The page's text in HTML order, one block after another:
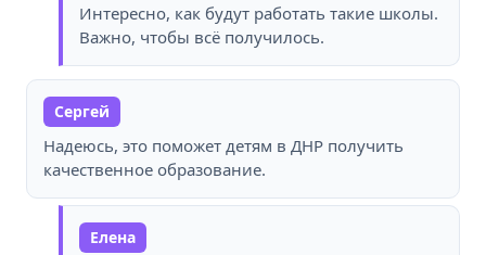
Интересно, как будут работать такие школы.
Важно, чтобы всё получилось.
Сергей
Надеюсь, это поможет детям в ДНР получить
качественное образование.
Елена